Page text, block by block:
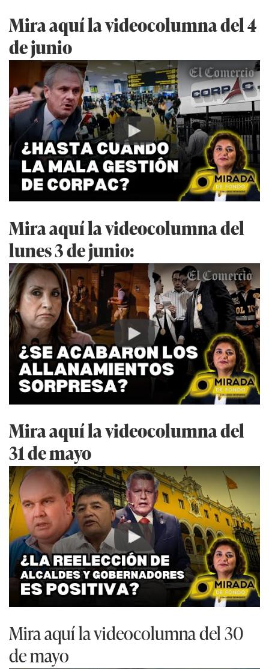
Mira aquí la videocolumna del 4
de junio
Play
Mira aquí la videocolumna del
lunes 3 de junio:
Play
Mira aquí la videocolumna del
31 de mayo
Play
Mira aquí la videocolumna del 30
de mayo